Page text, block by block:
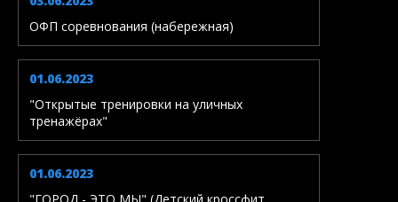
ОФП соревнования (набережная)
01.06.2023
"Открытые тренировки на уличных
тренажёрах"
01.06.2023